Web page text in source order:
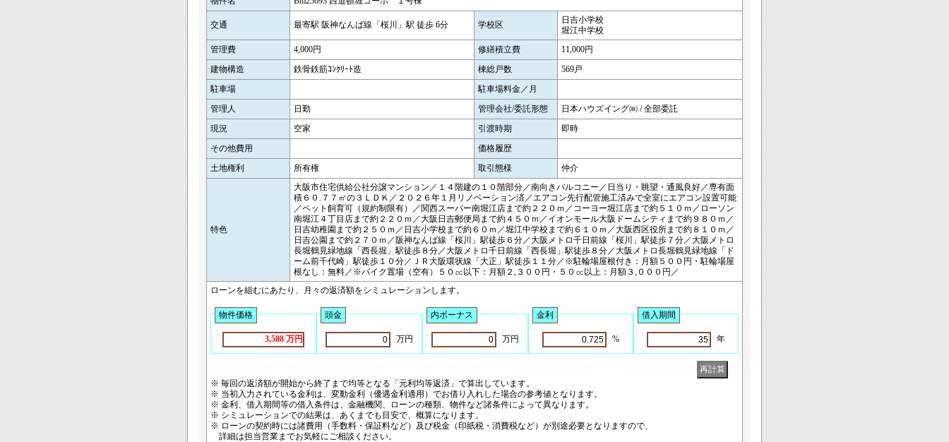
交通 最寄駅 阪神なんば線「桜川」駅 徒歩 6分 学校区
日吉小学校
堀江中学校
管理費
4,000円 修繕積立費
11,000円
建物構造
鉄骨鉄筋ｺﾝｸﾘｰﾄ造 棟総戸数
569戸
駐車場
駐車場料金／月
管理人
日勤 管理会社/委託形態
日本ハウズイング㈱ / 全部委託
現況
空家 引渡時期
即時
その他費用
価格履歴
土地権利
所有権 取引態様 仲介
特色
大阪市住宅供給公社分譲マンション／１４階建の１０階部分／南向きバルコニー／日当り・眺望・通風良好／専有面
積６０.７７㎡の３ＬＤＫ／２０２６年１月リノベーション済／エアコン先行配管施工済みで全室にエアコン設置可能
／ペット飼育可（規約制限有）／関西スーパー南堀江店まで約２２０ｍ／コーヨー堀江店まで約５１０ｍ／ローソン
南堀江４丁目店まで約２２０ｍ／大阪日吉郵便局まで約４５０ｍ／イオンモール大阪ドームシティまで約９８０ｍ／
日吉幼稚園まで約２５０ｍ／日吉小学校まで約６０ｍ／堀江中学校まで約６１０ｍ／大阪西区役所まで約８１０ｍ／
日吉公園まで約２７０ｍ／阪神なんば線「桜川」駅徒歩６分／大阪メトロ千日前線「桜川」駅徒歩７分／大阪メトロ
長堀鶴見緑地線「西長堀」駅徒歩８分／大阪メトロ千日前線「西長堀」駅徒歩８分／大阪メトロ長堀鶴見緑地線「ド
ーム前千代崎」駅徒歩１０分／ＪＲ大阪環状線「大正」駅徒歩１１分／※駐輪場屋根付き：月額５００円・駐輪場屋
根なし：無料／※バイク置場（空有）５０㏄以下：月額２,３００円・５０㏄以上：月額３,０００円／
ローンを組むにあたり、月々の返済額をシミュレーションします。
物件価格
3,588 万円
頭金
万円
内ボーナス
万円
金利
%
借入期間
年
※ 毎回の返済額が開始から終了まで均等となる「元利均等返済」で算出しています。
※ 当初入力されている金利は、変動金利（優遇金利適用）でお借り入れした場合の参考値となります。
※ 金利、借入期間等の借入条件は、金融機関、ローンの種類、物件など諸条件によって異なります。
※ シミュレーションでの結果は、あくまでも目安で、概算になります。
※ ローンの契約時には諸費用（手数料・保証料など）及び税金（印紙税・消費税など）が別途必要となりますので、
詳細は担当営業までお気軽にご相談ください。